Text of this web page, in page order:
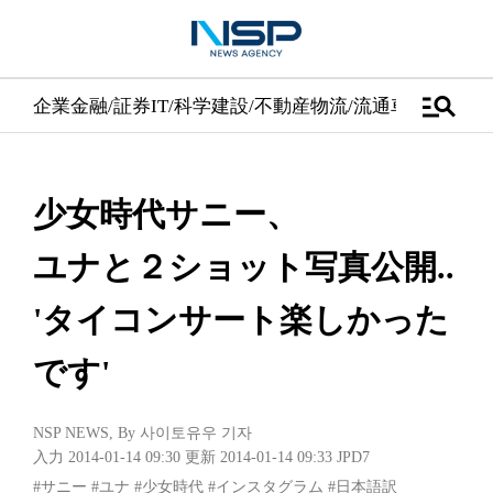
企業金融/証券IT/科学建設/不動産物流/流通車 医学/健康
manage_search
少女時代サニー、
ユナと２ショット写真公開..
'タイコンサート楽しかった
です'
NSP NEWS, By 사이토유우 기자
入力 2014-01-14 09:30 更新 2014-01-14 09:33 JPD7
#サニー #ユナ #少女時代 #インスタグラム #日本語訳